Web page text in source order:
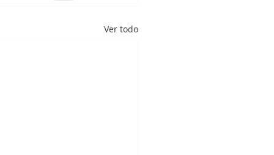
Ver todo